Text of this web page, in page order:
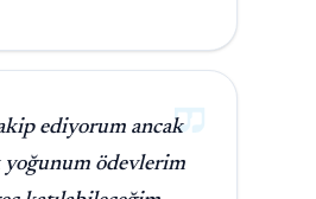
ediyorum ancak
yoğunum ödevlerim